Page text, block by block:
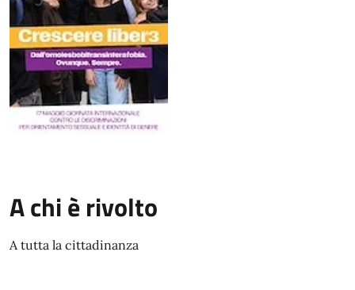
A chi è rivolto
A tutta la cittadinanza